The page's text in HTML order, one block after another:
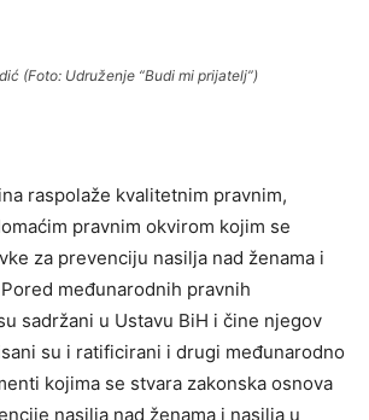
(Foto: Udruženje “Budi mi prijatelj”)
raspolaže kvalitetnim pravnim,
pravnim okvirom kojim se
za prevenciju nasilja nad ženama i
međunarodnih pravnih
sadržani u Ustavu BiH i čine njegov
su i ratificirani i drugi međunarodno
kojima se stvara zakonska osnova
nasilja nad ženama i nasilja u